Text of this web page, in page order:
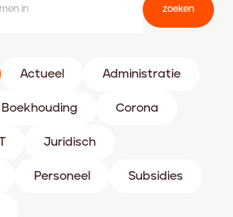
zoeken
Actueel Administratie
Boekhouding Corona
Juridisch
Personeel Subsidies